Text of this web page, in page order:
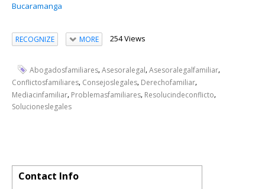
Bucaramanga
RECOGNIZE MORE 254 Views
Abogadosfamiliares,Asesoralegal,Asesoralegalfamiliar,
Conflictosfamiliares, Consejoslegales, Derechofamiliar,
Mediacinfamiliar, Problemasfamiliares, Resolucindeconflicto,
Solucioneslegales
Contact Info